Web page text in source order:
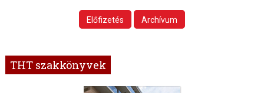
Előfizetés Archívum
THT szakkönyvek